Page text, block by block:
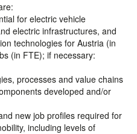
for electric vehicle
electric infrastructures, and
technologies for Austria (in
(in FTE); if necessary:
processes and value chains
developed and/or
new job profiles required for
including levels of